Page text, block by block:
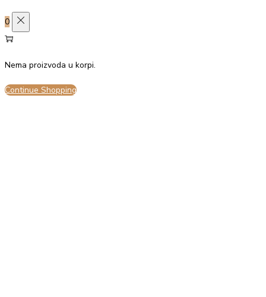
0
Nema proizvoda u korpi.
Continue Shopping